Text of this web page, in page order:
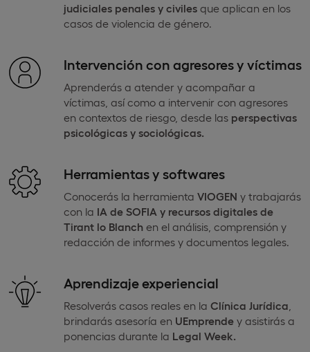
judiciales penales y civiles que aplican en los
casos de violencia de género.
Intervención con agresores y víctimas
Aprenderás a atender y acompañar a
víctimas, así como a intervenir con agresores
en contextos de riesgo, desde las perspectivas
psicológicas y sociológicas.
Herramientas y softwares
Conocerás la herramienta VIOGEN y trabajarás
con la IA de SOFIA y recursos digitales de
Tirant lo Blanch en el análisis, comprensión y
redacción de informes y documentos legales.
Aprendizaje experiencial
Resolverás casos reales en la Clínica Jurídica
brindarás asesoría en UEmprende y asistirás a
ponencias durante la Legal Week.